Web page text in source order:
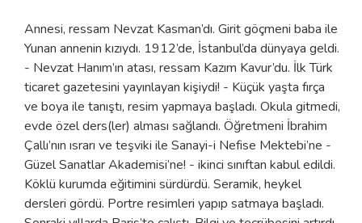
Annesi, ressam Nevzat Kasman’dı. Girit göçmeni baba ile
Yunan annenin kızıydı. 1912’de, İstanbul’da dünyaya geldi.
- Nevzat Hanım’ın atası, ressam Kazım Kavur’du. İlk Türk
ticaret gazetesini yayınlayan kişiydi! - Küçük yaşta fırça
ve boya ile tanıştı, resim yapmaya başladı. Okula gitmedi,
evde özel ders(ler) alması sağlandı. Öğretmeni İbrahim
Çallı’nın ısrarı ve teşviki ile Sanayi-i Nefise Mektebi’ne -
Güzel Sanatlar Akademisi’ne! - ikinci sınıftan kabul edildi.
Köklü kurumda eğitimini sürdürdü. Seramik, heykel
dersleri gördü. Portre resimleri yapıp satmaya başladı.